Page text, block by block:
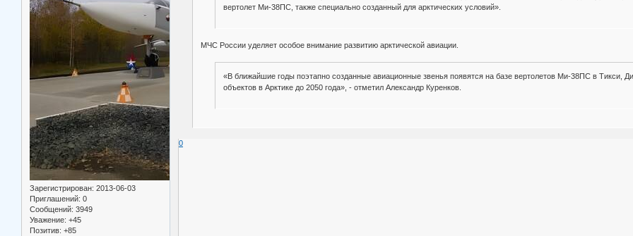
Зарегистрирован: 2013-06-03
Приглашений: 0
Сообщений: 3949
Уважение: +45
Позитив: +85
вертолет Ми-38ПС, также специально созданный для арктических условий».
МЧС России уделяет особое внимание развитию арктической авиации.
«В ближайшие годы поэтапно созданные авиационные звенья появятся на базе вертолетов Ми-38ПС в Тикси,
объектов в Арктике до 2050 года», - отметил Александр Куренков.
0